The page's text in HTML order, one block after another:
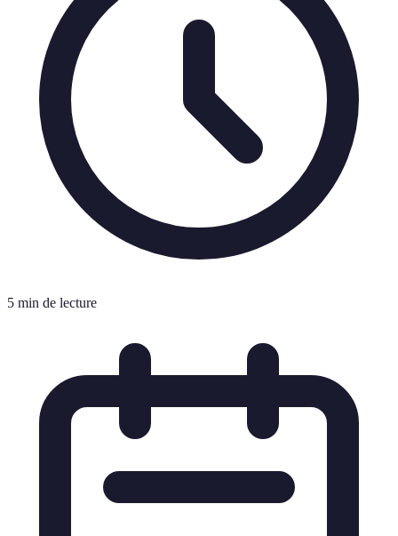
5 min de lecture